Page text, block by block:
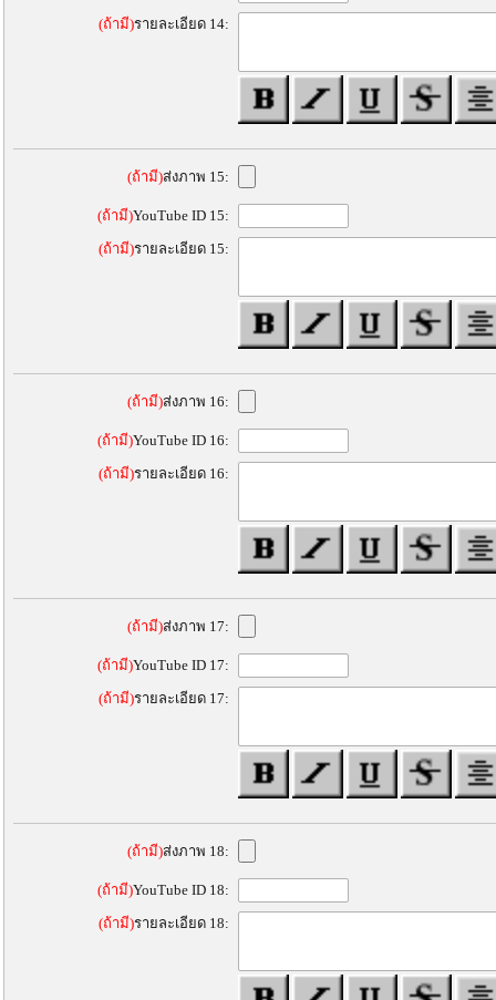
(ถ้ามี)รายละเอียด 14:
(ถ้ามี)ส่งภาพ 15:
(ถ้ามี)YouTube ID 15:
(ถ้ามี)รายละเอียด 15:
(ถ้ามี)ส่งภาพ 16:
(ถ้ามี)YouTube ID 16:
(ถ้ามี)รายละเอียด 16:
(ถ้ามี)ส่งภาพ 17:
(ถ้ามี)YouTube ID 17:
(ถ้ามี)รายละเอียด 17:
(ถ้ามี)ส่งภาพ 18:
(ถ้ามี)YouTube ID 18:
(ถ้ามี)รายละเอียด 18: